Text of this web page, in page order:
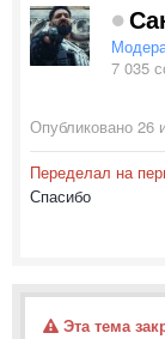
7 035
Опубликовано 26
Переделал на
Спасибо
Эта тема